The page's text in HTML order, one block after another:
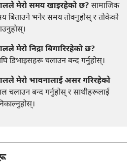
मेरो समय खाइरहेको छ? सामाजिक
बिताउने भनेर समय तोक्नुहोस्‌ र तोकेको
मेरो निद्रा बिगारिरहेको छ?
डिभाइसहरू चलाउन बन्द गर्नुहोस्‌।
मेरो भावनालाई असर गरिरहेको
चलाउन बन्द गर्नुहोस्‌ र साथीहरूलाई